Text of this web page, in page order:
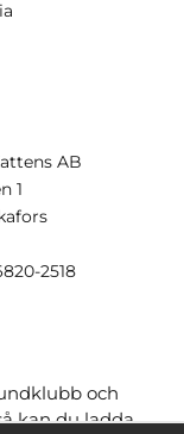
AB
1
2518
och
kan du ladda